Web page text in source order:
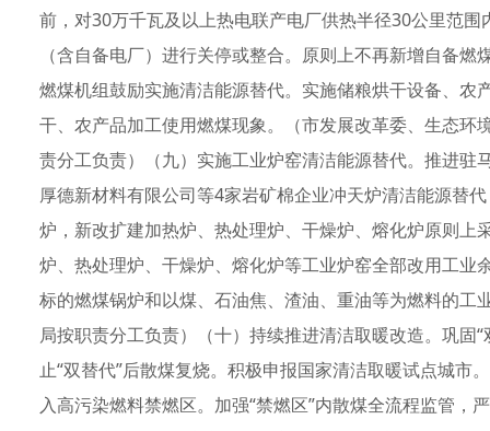
前，对30万千瓦及以上热电联产电厂供热半径30公里范
（含自备电厂）进行关停或整合。原则上不再新增自备
燃煤机组鼓励实施清洁能源替代。实施储粮烘干设备、
干、农产品加工使用燃煤现象。（市发展改革委、生态
责分工负责）（九）实施工业炉窑清洁能源替代。推进
厚德新材料有限公司等4家岩矿棉企业冲天炉清洁能源替
炉，新改扩建加热炉、热处理炉、干燥炉、熔化炉原则
炉、热处理炉、干燥炉、熔化炉等工业炉窑全部改用工
标的燃煤锅炉和以煤、石油焦、渣油、重油等为燃料的
局按职责分工负责）（十）持续推进清洁取暖改造。巩固
止“双替代”后散煤复烧。积极申报国家清洁取暖试点城
入高污染燃料禁燃区。加强“禁燃区”内散煤全流程监管，